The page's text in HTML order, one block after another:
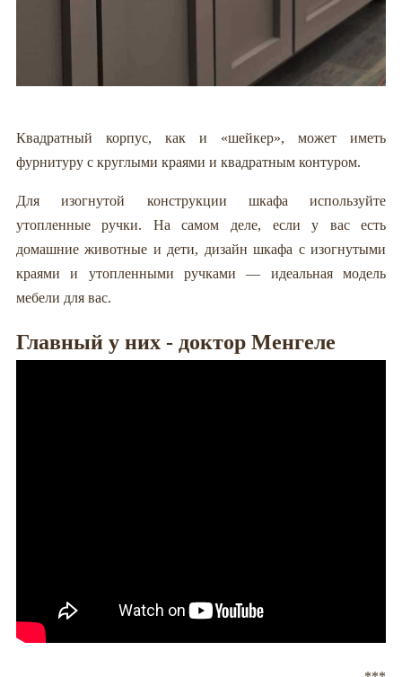
Квадратный корпус, как и «шейкер», может иметь
фурнитуру с круглыми краями и квадратным контуром.
Для изогнутой конструкции шкафа используйте
утопленные ручки. На самом деле, если у вас есть
домашние животные и дети, дизайн шкафа с изогнутыми
краями и утопленными ручками — идеальная модель
мебели для вас.
Главный у них - доктор Менгеле